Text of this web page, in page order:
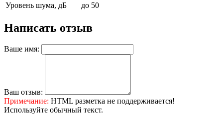
Уровень шума, дБ
до 50
Написать отзыв
Ваше имя:
Ваш отзыв:
Примечание: HTML разметка не поддерживается!
Используйте обычный текст.